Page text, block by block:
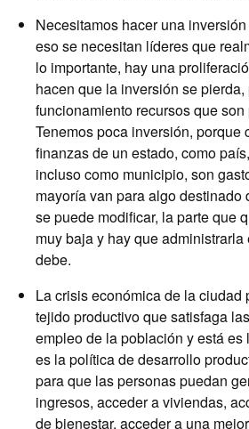
Necesitamos hacer una
eso se necesitan líderes que
lo importante, hay una
hacen que la inversión se
funcionamiento recursos que
Tenemos poca inversión, porque
finanzas de un estado, como
incluso como municipio, son
mayoría van para algo destinado
se puede modificar, la parte que
muy baja y hay que
debe.
La crisis económica de la ciudad
tejido productivo que satisfaga
empleo de la población y está
es la política de desarrollo
para que las personas puedan
ingresos, acceder a viviendas,
de bienestar, acceder a una